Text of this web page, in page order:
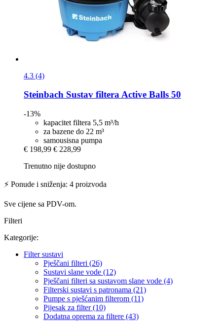
4.3 (4)
Steinbach Sustav filtera Active Balls 50
-13%
kapacitet filtera 5,5 m³/h
za bazene do 22 m³
samousisna pumpa
€ 198,99 € 228,99
Trenutno nije dostupno
⚡ Ponude i sniženja: 4 proizvoda
Sve cijene sa PDV-om.
Filteri
Kategorije:
Filter sustavi
Pješčani filteri (26)
Sustavi slane vode (12)
Pješčani filteri sa sustavom slane vode (4)
Filterski sustavi s patronama (21)
Pumpe s pješćanim filterom (11)
Pijesak za filter (10)
Dodatna oprema za filtere (43)